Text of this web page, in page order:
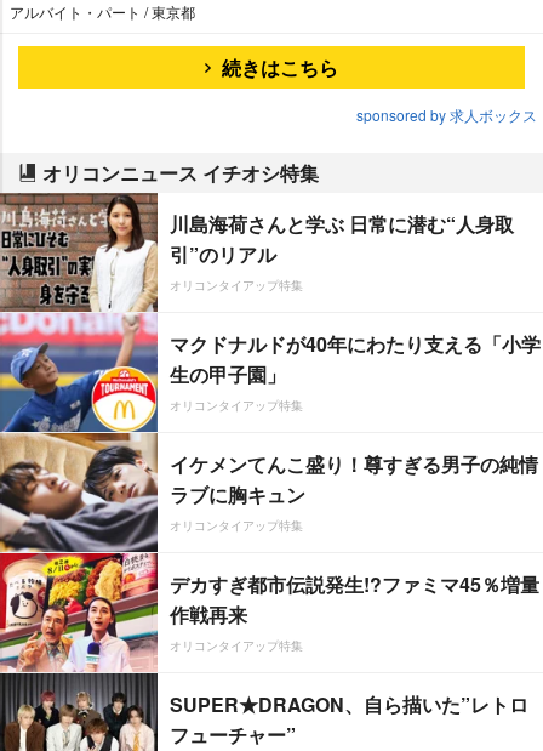
アルバイト・パート / 東京都
続きはこちら
sponsored by 求人ボックス
オリコンニュース イチオシ特集
川島海荷さんと学ぶ 日常に潜む“人身取
引”のリアル
オリコンタイアップ特集
マクドナルドが40年にわたり支える「小学
生の甲子園」
オリコンタイアップ特集
イケメンてんこ盛り！尊すぎる男子の純情
ラブに胸キュン
オリコンタイアップ特集
デカすぎ都市伝説発生!?ファミマ45％増量
作戦再来
オリコンタイアップ特集
SUPER★DRAGON、自ら描いた”レトロ
フューチャー”